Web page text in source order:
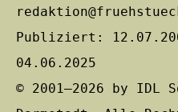
Publiziert:
04.06.2025
© 2001–2026 by IDL